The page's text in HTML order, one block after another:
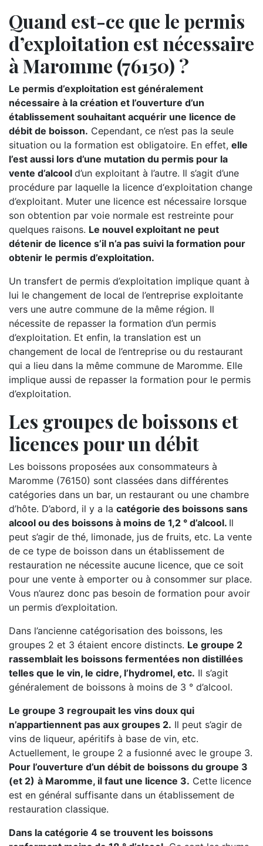
Quand est-ce que le permis
d’exploitation est nécessaire
à Maromme (76150) ?
Le permis d’exploitation est généralement
nécessaire à la création et l’ouverture d’un
établissement souhaitant acquérir une licence de
débit de boisson. Cependant, ce n’est pas la seule
situation ou la formation est obligatoire. En effet, elle
l’est aussi lors d’une mutation du permis pour la
vente d’alcool d’un exploitant à l’autre. Il s’agit d’une
procédure par laquelle la licence d‘exploitation change
d’exploitant. Muter une licence est nécessaire lorsque
son obtention par voie normale est restreinte pour
quelques raisons. Le nouvel exploitant ne peut
détenir de licence s’il n’a pas suivi la formation pour
obtenir le permis d’exploitation.
Un transfert de permis d’exploitation implique quant à
lui le changement de local de l’entreprise exploitante
vers une autre commune de la même région. Il
nécessite de repasser la formation d’un permis
d’exploitation. Et enfin, la translation est un
changement de local de l’entreprise ou du restaurant
qui a lieu dans la même commune de Maromme. Elle
implique aussi de repasser la formation pour le permis
d’exploitation.
Les groupes de boissons et
licences pour un débit
Les boissons proposées aux consommateurs à
Maromme (76150) sont classées dans différentes
catégories dans un bar, un restaurant ou une chambre
d’hôte. D’abord, il y a la catégorie des boissons sans
alcool ou des boissons à moins de 1,2 ° d’alcool. Il
peut s’agir de thé, limonade, jus de fruits, etc. La vente
de ce type de boisson dans un établissement de
restauration ne nécessite aucune licence, que ce soit
pour une vente à emporter ou à consommer sur place.
Vous n’aurez donc pas besoin de formation pour avoir
un permis d’exploitation.
Dans l’ancienne catégorisation des boissons, les
groupes 2 et 3 étaient encore distincts. Le groupe 2
rassemblait les boissons fermentées non distillées
telles que le vin, le cidre, l’hydromel, etc. Il s’agit
généralement de boissons à moins de 3 ° d’alcool.
Le groupe 3 regroupait les vins doux qui
n’appartiennent pas aux groupes 2. Il peut s’agir de
vins de liqueur, apéritifs à base de vin, etc.
Actuellement, le groupe 2 a fusionné avec le groupe 3.
Pour l’ouverture d’un débit de boissons du groupe 3
(et 2) à Maromme, il faut une licence 3. Cette licence
est en général suffisante dans un établissement de
restauration classique.
Dans la catégorie 4 se trouvent les boissons